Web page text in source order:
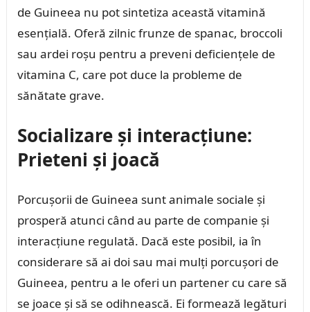
de Guineea nu pot sintetiza această vitamină
esențială. Oferă zilnic frunze de spanac, broccoli
sau ardei roșu pentru a preveni deficiențele de
vitamina C, care pot duce la probleme de
sănătate grave.
Socializare și interacțiune:
Prieteni și joacă
Porcușorii de Guineea sunt animale sociale și
prosperă atunci când au parte de companie și
interacțiune regulată. Dacă este posibil, ia în
considerare să ai doi sau mai mulți porcușori de
Guineea, pentru a le oferi un partener cu care să
se joace și să se odihnească. Ei formează legături